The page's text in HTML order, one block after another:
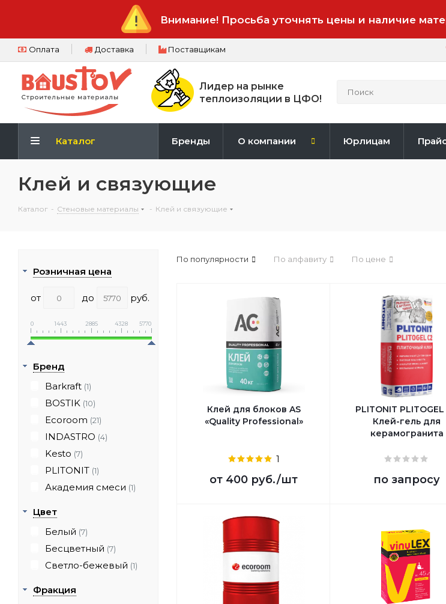
Внимание! Просьба уточнять цены и наличие
Оплата Доставка Поставщикам
Лидер на рынке
теплоизоляции в ЦФО!
Каталог Бренды О компании Юрлицам
Клей и связующие
Каталог - Стеновые материалы - Клей и связующие
По популярности По алфавиту По цене
Клей для блоков AS
«Quality Professional»
1
от 400 руб./шт
PLITONIT PLITOGEL
Клей-гель для
керамогранита
по запросу
Розничная цена
от до руб.
0 1443 2885 4328 5770
Бренд
Barkraft (1)
BOSTIK (10)
Ecoroom (21)
INDASTRO (4)
Kesto (7)
PLITONIT (1)
Академия смеси (1)
Цвет
Белый (7)
Бесцветный (7)
Светло-бежевый (1)
Фракция